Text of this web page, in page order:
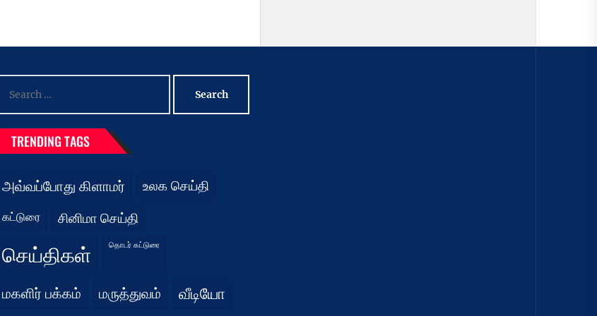
for:
TRENDING TAGS
அவ்வப்போது கிளாமர் உலக செய்தி
கட்டுரை சினிமா செய்தி
செய்திகள் தொடர் கட்டுரை
மகளிர் பக்கம் மருத்துவம் வீடியோ